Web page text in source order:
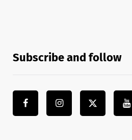
Subscribe and follow